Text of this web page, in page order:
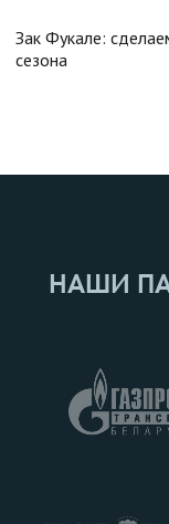
Зак Фукале:
сезона
НАШИ